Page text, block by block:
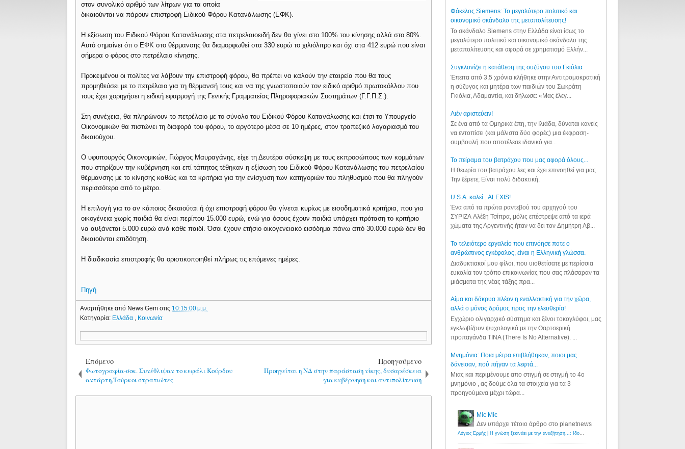
στον συνολικό αριθμό των λίτρων για τα οποία
δικαιούνται να πάρουν επιστροφή Ειδικού Φόρου Κατανάλωσης (ΕΦΚ).
Η εξίσωση του Ειδικού Φόρου Κατανάλωσης στα πετρελαιοειδή δεν θα γίνει στο 100% του κίνησης αλλά στο 80%.
Αυτό σημαίνει ότι ο ΕΦΚ στο θέρμανσης θα διαμορφωθεί στα 330 ευρώ το χιλιόλιτρο και όχι στα 412 ευρώ που είναι
σήμερα ο φόρος στο πετρέλαιο κίνησης.
Προκειμένου οι πολίτες να λάβουν την επιστροφή φόρου, θα πρέπει να καλούν την εταιρεία που θα τους
προμηθεύσει με το πετρέλαιο για τη θέρμανσή τους και να της γνωστοποιούν τον ειδικό αριθμό πρωτοκόλλου που
τους έχει χορηγήσει η ειδική εφαρμογή της Γενικής Γραμματείας Πληροφοριακών Συστημάτων (Γ.Γ.Π.Σ.).
Στη συνέχεια, θα πληρώνουν το πετρέλαιο με το σύνολο του Ειδικού Φόρου Κατανάλωσης και έτσι το Υπουργείο
Οικονομικών θα πιστώνει τη διαφορά του φόρου, το αργότερο μέσα σε 10 ημέρες, στον τραπεζικό λογαριασμό του
δικαιούχου.
Ο υφυπουργός Οικονομικών, Γιώργος Μαυραγάνης, είχε τη Δευτέρα σύσκεψη με τους εκπροσώπους των κομμάτων
που στηρίζουν την κυβέρνηση και επί τάπητος τέθηκαν η εξίσωση του Ειδικού Φόρου Κατανάλωσης του πετρελαίου
θέρμανσης με το κίνησης καθώς και τα κριτήρια για την ενίσχυση των κατηγοριών του πληθυσμού που θα πληγούν
περισσότερο από το μέτρο.
Η επιλογή για το αν κάποιος δικαιούται ή όχι επιστροφή φόρου θα γίνεται κυρίως με εισοδηματικά κριτήρια, που για
οικογένεια χωρίς παιδιά θα είναι περίπου 15.000 ευρώ, ενώ για όσους έχουν παιδιά υπάρχει πρόταση το κριτήριο
να αυξάνεται 5.000 ευρώ ανά κάθε παιδί. Όσοι έχουν ετήσιο οικογενειακό εισόδημα πάνω από 30.000 ευρώ δεν θα
δικαιούνται επιδότηση.
Η διαδικασία επιστροφής θα οριστικοποιηθεί πλήρως τις επόμενες ημέρες.
Πηγή
Αναρτήθηκε από News Gemστις 10:15:00 μ.μ.
Κατηγορία: Ελλάδα Κοινωνία
Επόμενο
Φωτογραφία-σοκ. Συνέθλιψαν το κεφάλι Κούρδου
αντάρτη,Τούρκοι στρατιώτες
Προηγούμενο
Προηγείται η ΝΔ στην παράσταση νίκης, δυσαρέσκεια
για κυβέρνηση και αντιπολίτευση
Φάκελος Siemens: Το μεγαλύτερο πολιτικό και
οικονομικό σκάνδαλο της μεταπολίτευσης!
Το σκάνδαλο Siemens στην Ελλάδα είναι ίσως το
μεγαλύτερο πολιτικό και οικονομικό σκάνδαλο της
μεταπολίτευσης και αφορά σε χρηματισμό Ελλήν...
Συγκλονίζει η κατάθεση της συζύγου του Γκιόλια
Έπειτα από 3,5 χρόνια κλήθηκε στην Αντιτρομοκρατική
η σύζυγος και μητέρα των παιδιών του Σωκράτη
Γκιόλια, Αδαμαντία, και δήλωσε: «Μας έλεγ...
Aιέν αριστεύειν!
Σε ένα από τα Ομηρικά έπη, την Ιλιάδα, δύναται κανείς
να εντοπίσει (και μάλιστα δύο φορές) μια έκφραση-
συμβουλή που αποτέλεσε ιδανικό για...
Το πείραμα του βατράχου που μας αφορά όλους...
Η θεωρία του βατράχου λες και έχει επινοηθεί για μας.
Την ξέρετε; Είναι πολύ διδακτική.
U.S.A. καλεί...ALEXIS!
Ένα από τα πρώτα ραντεβού του αρχηγού του
ΣΥΡΙΖΑ Αλέξη Τσίπρα, μόλις επέστρεψε από τα ιερά
χώματα της Αργεντινής ήταν να δει τον Δημήτρη Αβ...
Το τελειότερο εργαλείο που επινόησε ποτε ο
ανθρώπινος εγκέφαλος, είναι η Ελληνική γλώσσα.
Διαδυκτιακοί μου φίλοι, που υιοθετίσατε με περίσσια
ευκολία τον τρόπο επικοινωνίας που σας πλάσαραν τα
μιάσματα της νέας τάξης πρα...
Αίμα και δάκρυα πλέον η εναλλακτική για την χώρα,
αλλά ο μόνος δρόμος προς την ελευθερία!
Εγχώριο ολιγαρχικό σύστημα και ξένοι τοκογλύφοι, μας
εγκλωβίζουν ψυχολογικά με την Θαρτσερική
προπαγάνδα TINA (There Is No Alternative). ...
Μνημόνια: Ποια μέτρα επιβλήθηκαν, ποιοι μας
δάνεισαν, πού πήγαν τα λεφτά...
Μιας και περιμένουμε απο στιγμή σε στιγμή το 4ο
μνημόνιο , ας δούμε όλα τα στοιχεία για τα 3
προηγούμενα μέχρι τώρα...
Mic Mic
Δεν υπάρχει τέτοιο άρθρο στο planetnews
Λόγιος Ερμής | Η γνώση ξεκινάει με την αναζήτηση...: Ιδού οι 18 που χρωστούν 11 δις ευρώ!